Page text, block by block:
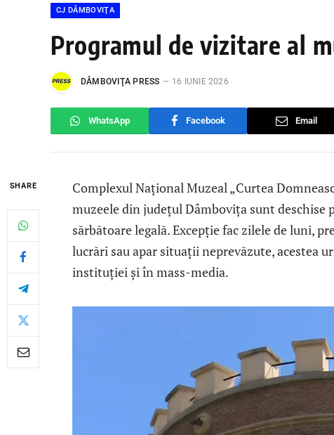
CJ DÂMBOVIŢA
Programul de vizitare al
DÂMBOVIŢA PRESS 16 IUNIE 2026
WhatsApp Facebook Email
SHARE
Complexul Național Muzeal „Curtea
muzeele din județul Dâmbovița sunt
sărbătoare legală. Excepție fac zilele de luni,
lucrări sau apar situații neprevăzute, acestea
instituției și în mass-media.